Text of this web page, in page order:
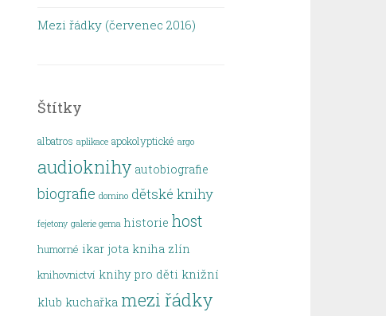
Mezi řádky (červenec 2016)
Štítky
albatros aplikace apokolyptické argo
audioknihy autobiografie
biografie domino dětské knihy
fejetony galerie gema historie host
humorné ikar jota kniha zlín
knihovnictví knihy pro děti knižní
klub kuchařka mezi řádky